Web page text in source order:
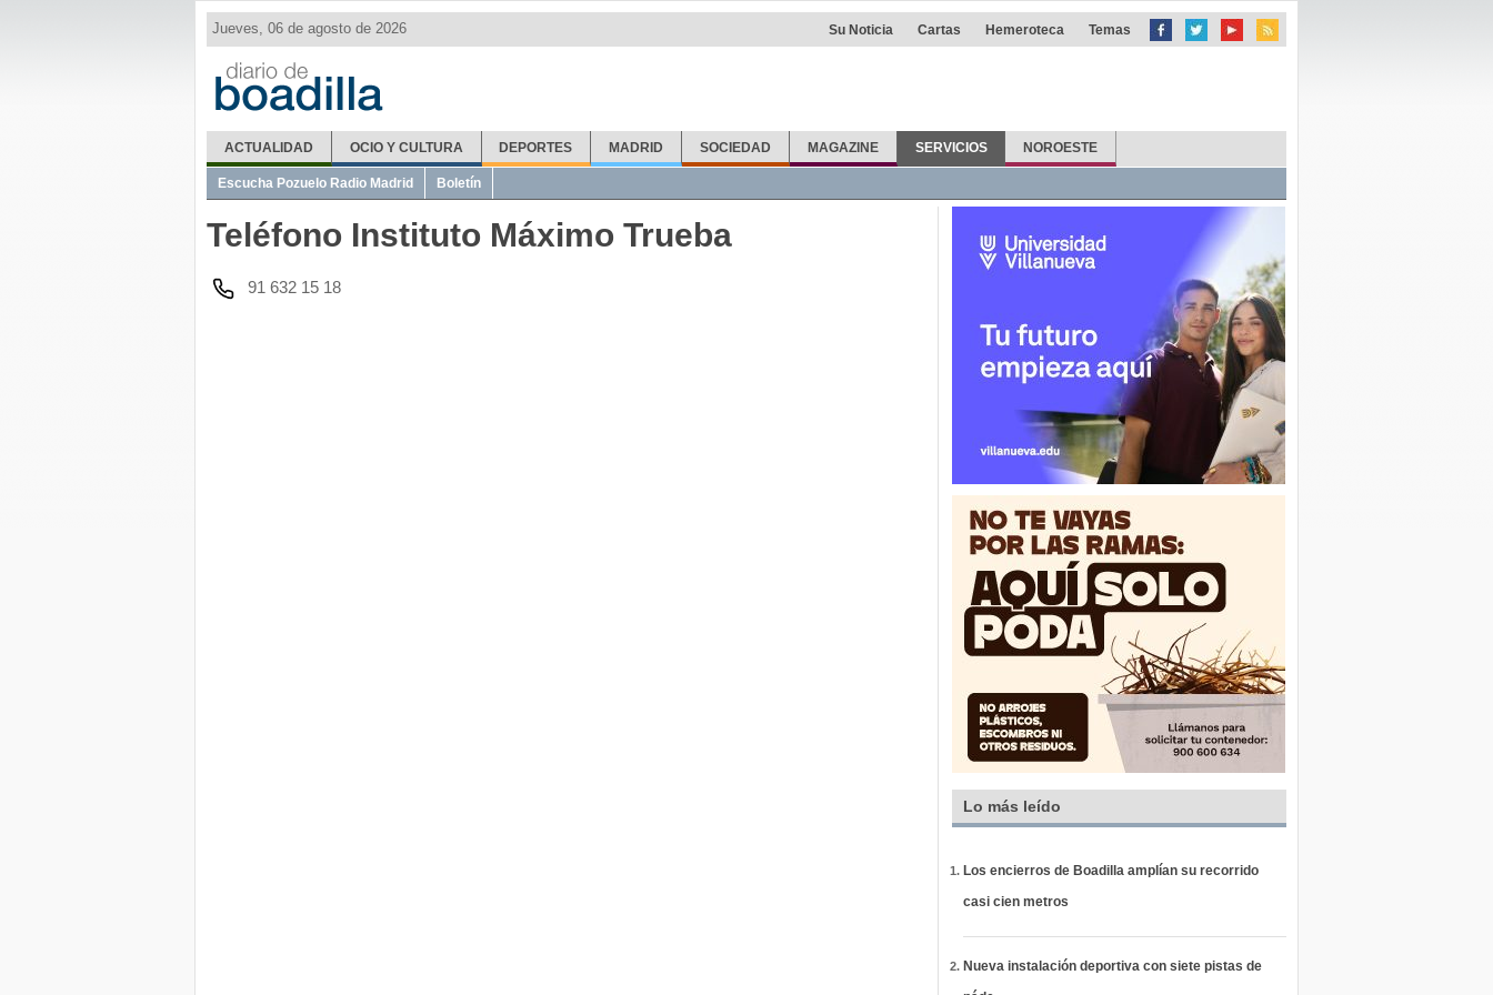
Jueves, 06 de agosto de 2026 Su Noticia Cartas Hemeroteca Temas
ACTUALIDAD OCIO Y CULTURA DEPORTES MADRID SOCIEDAD MAGAZINE SERVICIOS
El Tiempo Metro Ligero Misas Teléfonos
NOROESTE
Escucha Pozuelo Radio Madrid Boletín
Teléfono Instituto Máximo Trueba
91 632 15 18
Lo más leído
Los encierros de Boadilla amplían su recorrido
casi cien metros
Nueva instalación deportiva con siete pistas de